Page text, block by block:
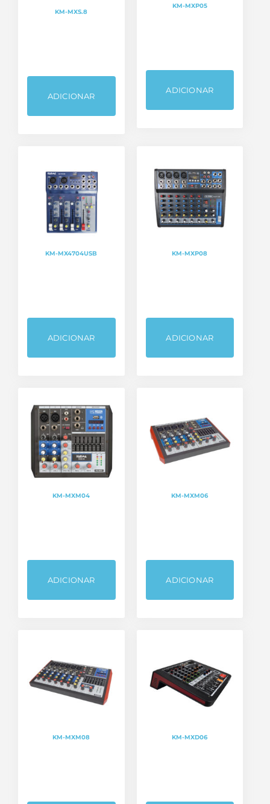
KM-MXS.8
ADICIONAR
KM-MXP05
ADICIONAR
KM-MX4704USB
ADICIONAR
KM-MXP08
ADICIONAR
KM-MXM04
ADICIONAR
KM-MXM06
ADICIONAR
KM-MXM08 KM-MXD06